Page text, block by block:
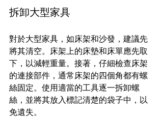
拆卸大型家具
對於大型家具，如床架和沙發，建議先
將其清空。床架上的床墊和床單應先取
下，以減輕重量。接著，仔細檢查床架
的連接部件，通常床架的四個角都有螺
絲固定。使用適當的工具逐一拆卸螺
絲，並將其放入標記清楚的袋子中，以
免遺失。